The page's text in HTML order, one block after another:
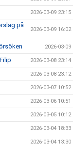
2026-03-09 23:15
på
2026-03-09 16:02
2026-03-09
2026-03-08 23:14
2026-03-08 23:12
2026-03-07 10:52
2026-03-06 10:51
2026-03-05 10:12
2026-03-04 18:33
2026-03-04 13:30